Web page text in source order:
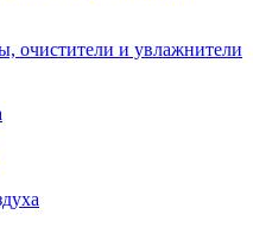
очистители и увлажнители